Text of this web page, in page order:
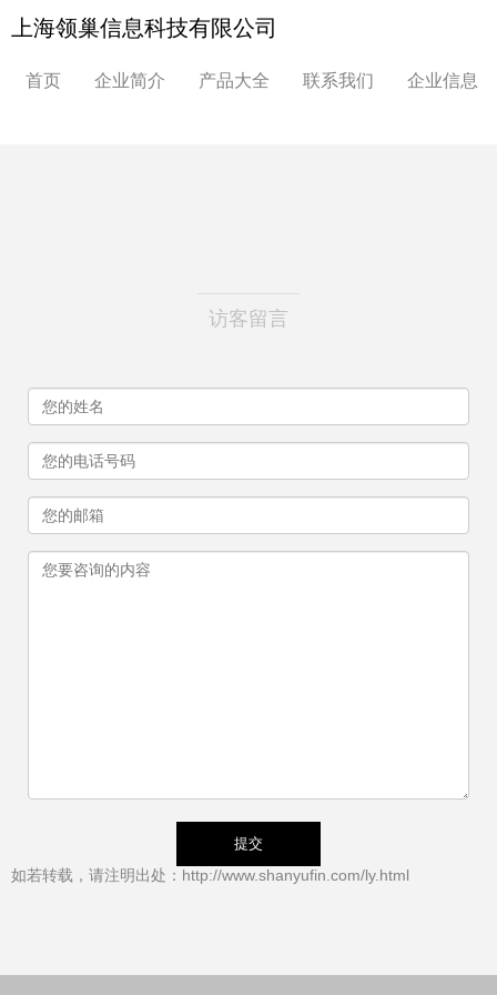
上海领巢信息科技有限公司
首页 企业简介 产品大全 联系我们 企业信息
访客留言
如若转载，请注明出处：http://www.shanyufin.com/ly.html